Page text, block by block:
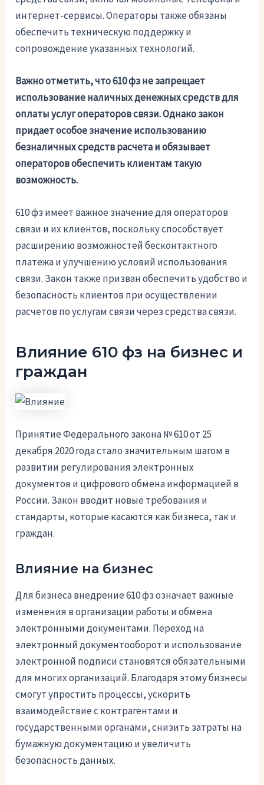
интернет-сервисы. Операторы также обязаны
обеспечить техническую поддержку и
сопровождение указанных технологий.
Важно отметить, что 610 фз не запрещает
использование наличных денежных средств для
оплаты услуг операторов связи. Однако закон
придает особое значение использованию
безналичных средств расчета и обязывает
операторов обеспечить клиентам такую
возможность.
610 фз имеет важное значение для операторов
связи и их клиентов, поскольку способствует
расширению возможностей бесконтактного
платежа и улучшению условий использования
связи. Закон также призван обеспечить удобство и
безопасность клиентов при осуществлении
расчетов по услугам связи через средства связи.
Влияние 610 фз на бизнес и
граждан
Принятие Федерального закона № 610 от 25
декабря 2020 года стало значительным шагом в
развитии регулирования электронных
документов и цифрового обмена информацией в
России. Закон вводит новые требования и
стандарты, которые касаются как бизнеса, так и
граждан.
Влияние на бизнес
Для бизнеса внедрение 610 фз означает важные
изменения в организации работы и обмена
электронными документами. Переход на
электронный документооборот и использование
электронной подписи становятся обязательными
для многих организаций. Благодаря этому бизнесы
смогут упростить процессы, ускорить
взаимодействие с контрагентами и
государственными органами, снизить затраты на
бумажную документацию и увеличить
безопасность данных.